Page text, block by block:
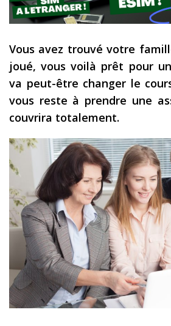
Mon journal de bord sur Instagram
Blog voyage
Les derniers articles
Podcast
Préparer son voyage
Destinations
LA LETTRE
Outils pour voyageur
Sites utiles
Réserver un vol !
Le logement en
Assurance voyage !
LA carte bancaire
Vous avez trouvé votre
joué, vous voilà prêt pour
va peut-être changer le
vous reste à prendre une
couvrira totalement.